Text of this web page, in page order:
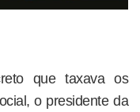
que taxava os
o presidente da